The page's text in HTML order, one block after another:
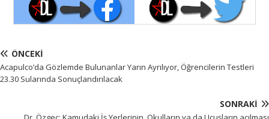
ÖNCEKI
Acapulco’da Gözlemde Bulunanlar Yarın Ayrılıyor, Öğrencilerin Testleri
23.30 Sularında Sonuçlandırılacak
SONRAKI